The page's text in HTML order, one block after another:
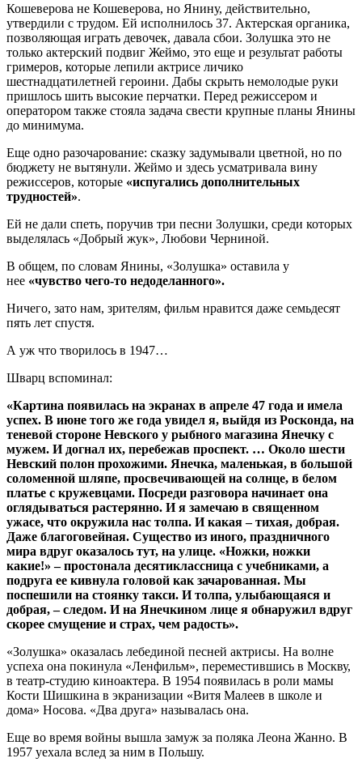
Кошеверова не Кошеверова, но Янину, действительно,
утвердили с трудом. Ей исполнилось 37. Актерская органика,
позволяющая играть девочек, давала сбои. Золушка это не
только актерский подвиг Жеймо, это еще и результат работы
гримеров, которые лепили актрисе личико
шестнадцатилетней героини. Дабы скрыть немолодые руки
пришлось шить высокие перчатки. Перед режиссером и
оператором также стояла задача свести крупные планы Янины
до минимума.
Еще одно разочарование: сказку задумывали цветной, но по
бюджету не вытянули. Жеймо и здесь усматривала вину
режиссеров, которые «испугались дополнительных
трудностей».
Ей не дали спеть, поручив три песни Золушки, среди которых
выделялась «Добрый жук», Любови Черниной.
В общем, по словам Янины, «Золушка» оставила у
нее «чувство чего-то недоделанного».
Ничего, зато нам, зрителям, фильм нравится даже семьдесят
пять лет спустя.
А уж что творилось в 1947…
Шварц вспоминал:
«Картина появилась на экранах в апреле 47 года и имела
успех. В июне того же года увидел я, выйдя из Росконда, на
теневой стороне Невского у рыбного магазина Янечку с
мужем. И догнал их, перебежав проспект. … Около шести
Невский полон прохожими. Янечка, маленькая, в большой
соломенной шляпе, просвечивающей на солнце, в белом
платье с кружевцами. Посреди разговора начинает она
оглядываться растерянно. И я замечаю в священном
ужасе, что окружила нас толпа. И какая – тихая, добрая.
Даже благоговейная. Существо из иного, праздничного
мира вдруг оказалось тут, на улице. «Ножки, ножки
какие!» – простонала десятиклассница с учебниками, а
подруга ее кивнула головой как зачарованная. Мы
поспешили на стоянку такси. И толпа, улыбающаяся и
добрая, – следом. И на Янечкином лице я обнаружил вдруг
скорее смущение и страх, чем радость».
«Золушка» оказалась лебединой песней актрисы. На волне
успеха она покинула «Ленфильм», переместившись в Москву,
в театр-студию киноактера. В 1954 появилась в роли мамы
Кости Шишкина в экранизации «Витя Малеев в школе и
дома» Носова. «Два друга» называлась она.
Еще во время войны вышла замуж за поляка Леона Жанно. В
1957 уехала вслед за ним в Польшу.